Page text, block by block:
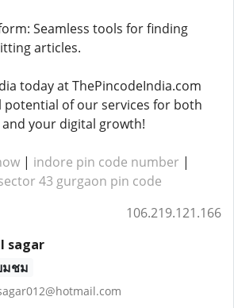
Seamless tools for finding
articles.
today at ThePincodeIndia.com
potential of our services for both
your digital growth!
| indore pin code number |
43 gurgaon pin code
106.219.121.166
sagar
มชม